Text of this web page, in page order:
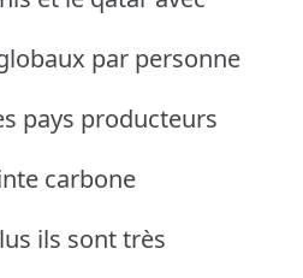
par personne
pays producteurs
carbone
ils sont très